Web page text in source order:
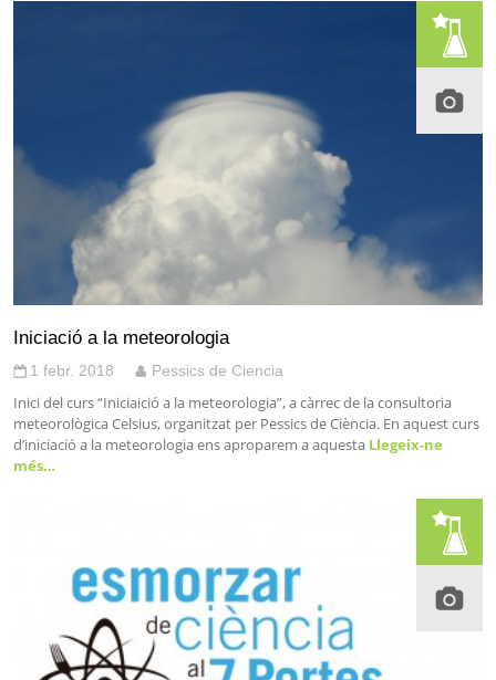
Iniciació a la meteorologia
1 febr. 2018 Pessics de Ciencia
Inici del curs “Iniciaició a la meteorologia”, a càrrec de la consultoria
meteorològica Celsius, organitzat per Pessics de Ciència. En aquest curs
d’iniciació a la meteorologia ens aproparem a aquesta Llegeix-ne
més…